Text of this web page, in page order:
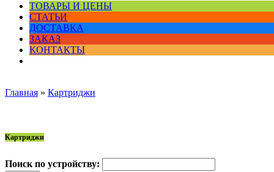
ТОВАРЫ И ЦЕНЫ
СТАТЬИ
ДОСТАВКА
ЗАКАЗ
КОНТАКТЫ
Главная » Картриджи
Картриджи
Поиск по устройству: